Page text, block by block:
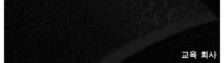
교육 회사